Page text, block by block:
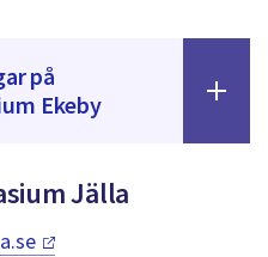
på
Ekeby
Jälla